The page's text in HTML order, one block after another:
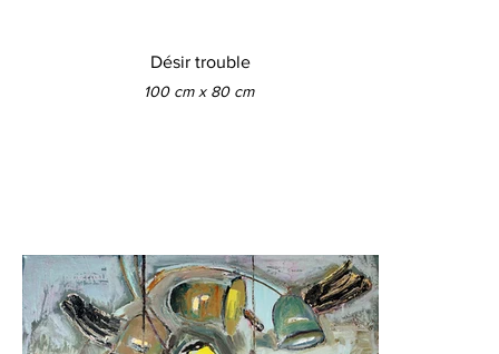
Désir trouble
100 cm x 80 cm